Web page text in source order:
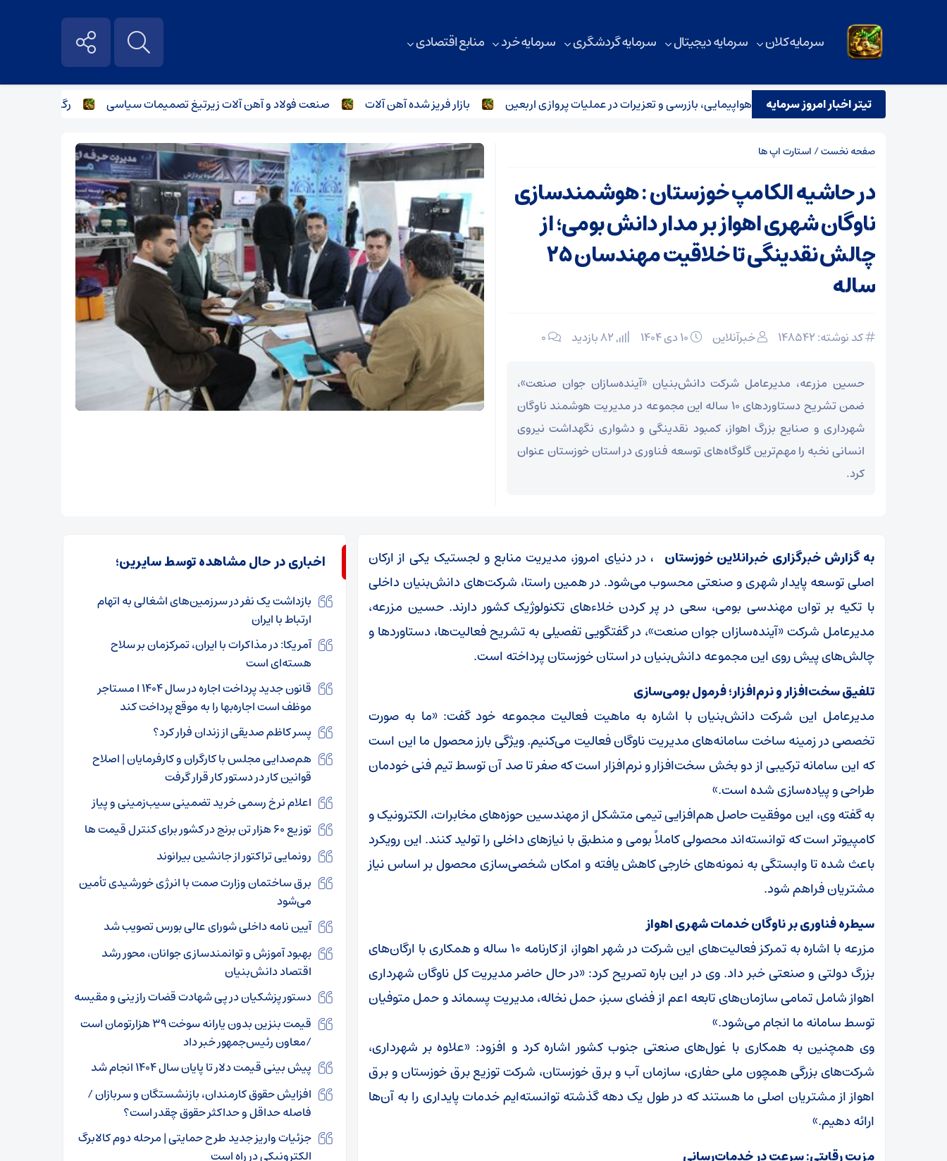
سرمایه کلان سرمایه دیجیتال سرمایه گردشگری سرمایه خرد منابع اقتصادی
تیتر اخبار امروز سرمایه
استقرار تیم مشترک نظارتی سازمان هواپیمایی، بازرسی و تعزیرات در عملیات پروازی اربعین بازار فریز شده آهن آلات صنعت فولاد و آهن آلات زیر‌تیغ تصمیمات سیاسی رگبار پراکنده در
صفحه نخست/ استارت اپ ها
در حاشیه الکامپ خوزستان : هوشمندسازی
ناوگان شهری اهواز بر مدار دانش بومی؛ از
چالش نقدینگی تا خلاقیت مهندسان ۲۵
ساله
کد نوشته: 148542 خبرآنلاین ۰
حسین مزرعه، مدیرعامل شرکت دانش‌بنیان «آینده‌سازان جوان صنعت»،
ضمن تشریح دستاوردهای ۱۰ ساله این مجموعه در مدیریت هوشمند ناوگان
شهرداری و صنایع بزرگ اهواز، کمبود نقدینگی و دشواری نگهداشت نیروی
انسانی نخبه را مهم‌ترین گلوگاه‌های توسعه فناوری در استان خوزستان عنوان
کرد.
به گزارش خبرگزاری خبرانلاین خوزستان ، در دنیای امروز، مدیریت منابع و لجستیک یکی از ارکان
اصلی توسعه پایدار شهری و صنعتی محسوب می‌شود. در همین راستا، شرکت‌های دانش‌بنیان داخلی
با تکیه بر توان مهندسی بومی، سعی در پر کردن خلاءهای تکنولوژیک کشور دارند. حسین مزرعه،
مدیرعامل شرکت «آینده‌سازان جوان صنعت»، در گفتگویی تفصیلی به تشریح فعالیت‌ها، دستاوردها و
چالش‌های پیش روی این مجموعه دانش‌بنیان در استان خوزستان پرداخته است.
تلفیق سخت‌افزار و نرم‌افزار؛ فرمول بومی‌سازی
مدیرعامل این شرکت دانش‌بنیان با اشاره به ماهیت فعالیت مجموعه خود گفت: «ما به صورت
تخصصی در زمینه ساخت سامانه‌های مدیریت ناوگان فعالیت می‌کنیم. ویژگی بارز محصول ما این است
که این سامانه ترکیبی از دو بخش سخت‌افزار و نرم‌افزار است که صفر تا صد آن توسط تیم فنی خودمان
طراحی و پیاده‌سازی شده است.»
به گفته وی، این موفقیت حاصل هم‌افزایی تیمی متشکل از مهندسین حوزه‌های مخابرات، الکترونیک و
کامپیوتر است که توانسته‌اند محصولی کاملاً بومی و منطبق با نیازهای داخلی را تولید کنند. این رویکرد
باعث شده تا وابستگی به نمونه‌های خارجی کاهش یافته و امکان شخصی‌سازی محصول بر اساس نیاز
مشتریان فراهم شود.
سیطره فناوری بر ناوگان خدمات شهری اهواز
مزرعه با اشاره به تمرکز فعالیت‌های این شرکت در شهر اهواز، از کارنامه ۱۰ ساله و همکاری با ارگان‌های
بزرگ دولتی و صنعتی خبر داد. وی در این باره تصریح کرد: «در حال حاضر مدیریت کل ناوگان شهرداری
اهواز شامل تمامی سازمان‌های تابعه اعم از فضای سبز، حمل نخاله، مدیریت پسماند و حمل متوفیان
توسط سامانه ما انجام می‌شود.»
وی همچنین به همکاری با غول‌های صنعتی جنوب کشور اشاره کرد و افزود: «علاوه بر شهرداری،
شرکت‌های بزرگی همچون ملی حفاری، سازمان آب و برق خوزستان، شرکت توزیع برق خوزستان و برق
اهواز از مشتریان اصلی ما هستند که در طول یک دهه گذشته توانسته‌ایم خدمات پایداری را به آن‌ها
ارائه دهیم.»
مزیت رقابتی: سرعت در خدمات‌رسانی
اخباری در حال مشاهده توسط سایرین؛
بازداشت یک نفر در سرزمین‌های اشغالی به اتهام
ارتباط با ایران
آمریکا: در مذاکرات با ایران، تمرکزمان بر سلاح
هسته‌ای است
قانون جدید پرداخت اجاره‌ در سال ۱۴۰۴ ا مستاجر
موظف است اجاره‌بها را به موقع پرداخت کند
پسر کاظم صدیقی از زندان فرار کرد؟
هم‌صدایی مجلس با کارگران و کارفرمایان | اصلاح
قوانین کار در دستور کار قرار گرفت
اعلام نرخ رسمی خرید تضمینی سیب‌زمینی و پیاز
توزیع ۶۰ هزار تن برنج در کشور برای کنترل قیمت ها
رونمایی تراکتور از جانشین بیرانوند
برق ساختمان وزارت صمت با انرژی خورشیدی تأمین
می‌شود
آیین نامه داخلی شورای عالی بورس تصویب شد
بهبود آموزش و توانمندسازی جوانان، محور رشد
اقتصاد دانش‌بنیان
دستور پزشکیان در پی شهادت قضات رازینی و مقیسه
قیمت بنزین بدون یارانه سوخت ۳۹ هزارتومان است
/معاون رئیس‌جمهور خبر داد
پیش بینی قیمت دلار تا پایان سال ۱۴۰۴ انجام شد
افزایش حقوق کارمندان، بازنشستگان و سربازان /
فاصله حداقل و حداکثر حقوق چقدر است؟
جزئیات واریز جدید طرح حمایتی | مرحله دوم کالابرگ
الکترونیکی در راه است